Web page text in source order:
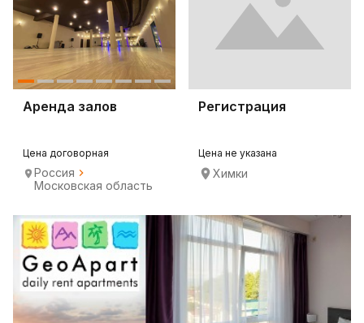
Аренда залов
Цена договорная
Россия
Московская область
Регистрация
Цена не указана
Химки